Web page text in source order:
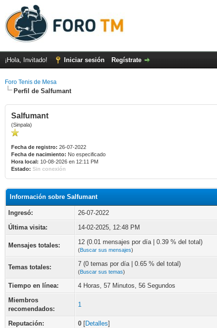
¡Hola, Invitado! Iniciar sesión Regístrate
Foro Tenis de Mesa
Perfil de Salfumant
Salfumant
(Sinpala)
Fecha de registro: 26-07-2022
Fecha de nacimiento: No especificado
Hora local: 10-08-2026 en 12:11 PM
Estado: Sin conexión
Información sobre Salfumant
Ingresó:
26-07-2022
Última visita:
14-02-2025, 12:48 PM
Mensajes totales: 12 (0.01 mensajes por día | 0.39 % del total)
(Buscar sus mensajes)
Temas totales: 7 (0 temas por día | 0.65 % del total)
(Buscar sus temas)
Tiempo en línea:
4 Horas, 57 Minutos, 56 Segundos
Miembros
recomendados:
1
Reputación: 0 [Detalles]